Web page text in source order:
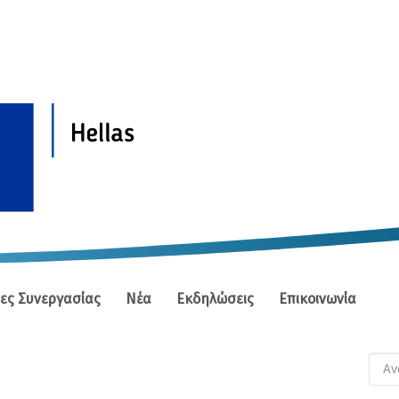
Συνεργασίας Νέα Εκδηλώσεις Επικοινωνία